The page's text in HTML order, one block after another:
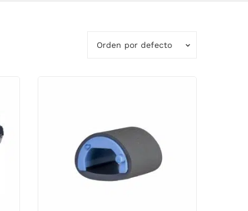
Orden por defecto